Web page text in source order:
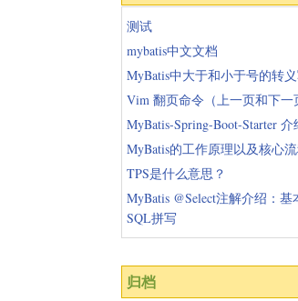
测试
mybatis中文文档
MyBatis中大于和小于号的转
Vim 翻页命令（上一页和下一
MyBatis-Spring-Boot-Starter 介
MyBatis的工作原理以及核心
TPS是什么意思？
MyBatis @Select注解介绍：
SQL拼写
归档